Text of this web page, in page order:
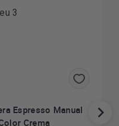
Espresso Manual
Crema